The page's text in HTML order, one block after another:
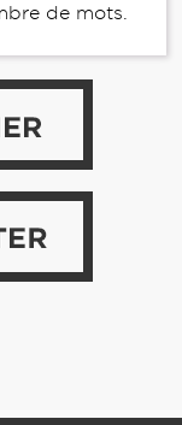
de mots.